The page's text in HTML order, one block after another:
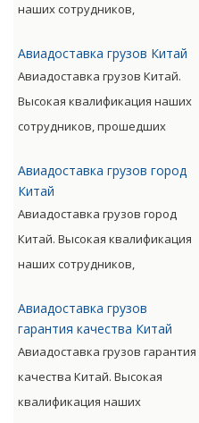
наших сотрудников,
подготовку, позволяет
мастерски обслуживать
перевозки всех видов,
включая опасные категории
Авиадоставка грузов Китай
Авиадоставка грузов Китай.
Высокая квалификация наших
сотрудников, прошедших
позволяет мастерски
обслуживать перевозки всех
видов, включая опасные
Авиадоставка грузов город
Китай
Авиадоставка грузов город
Китай. Высокая квалификация
наших сотрудников,
подготовку, позволяет
мастерски обслуживать
перевозки всех видов,
грузов.
Авиадоставка грузов
гарантия качества Китай
Авиадоставка грузов гарантия
качества Китай. Высокая
квалификация наших